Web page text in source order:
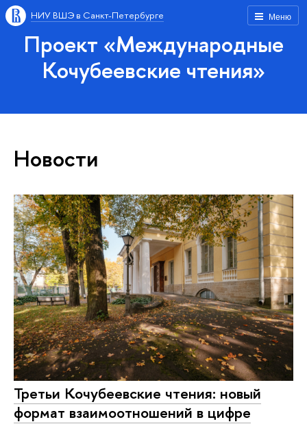
Меню
НИУ ВШЭ в Санкт-Петербурге
Проект «Международные
Кочубеевские чтения»
Новости
Третьи Кочубеевские чтения: новый
формат взаимоотношений в цифре